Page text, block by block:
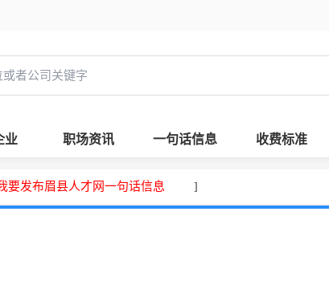
业 职场资讯 一句话信息 收费标准
要发布眉县人才网一句话信息 ]